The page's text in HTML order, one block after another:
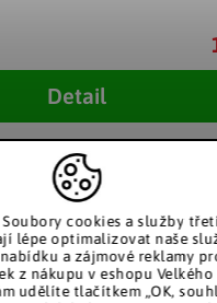
cookies a služby
lépe optimalizovat naše
a zájmové reklamy
z nákupu v eshopu Velkého
udělíte tlačítkem „OK,
Detail